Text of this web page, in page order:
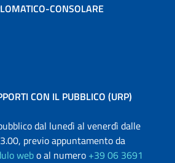
CONSOLARE
diplomatica
CON IL PUBBLICO (URP)
dal lunedì al venerdì dalle
previo appuntamento da
webo al numero +39 06 3691